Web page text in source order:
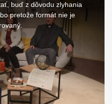
buď z dôvodu zlyhania
pretože formát nie je